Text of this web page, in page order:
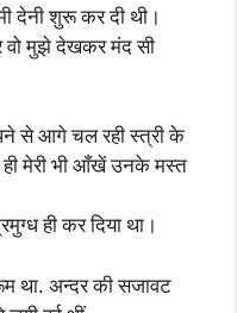
देनी शुरू कर दी थी।
वो मुझे देखकर मंद सी
से आगे चल रही स्त्री के
ही मेरी भी आँखें उनके मस्त
ही कर दिया था।
था. अन्दर की सजावट